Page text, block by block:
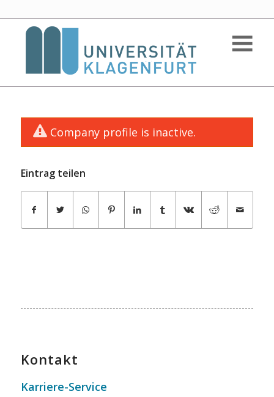
Company profile is inactive.
Eintrag teilen
Kontakt
Karriere-Service